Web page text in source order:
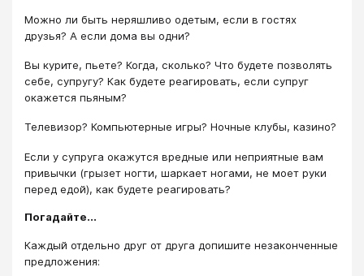
Можно ли быть неряшливо одетым, если в гостях
друзья? А если дома вы одни?
Вы курите, пьете? Когда, сколько? Что будете позволять
себе, супругу? Как будете реагировать, если супруг
окажется пьяным?
Телевизор? Компьютерные игры? Ночные клубы, казино?
Если у супруга окажутся вредные или неприятные вам
привычки (грызет ногти, шаркает ногами, не моет руки
перед едой), как будете реагировать?
Погадайте...
Каждый отдельно друг от друга допишите незаконченные
предложения: